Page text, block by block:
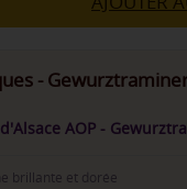
-
AOP -
brillante et dorée